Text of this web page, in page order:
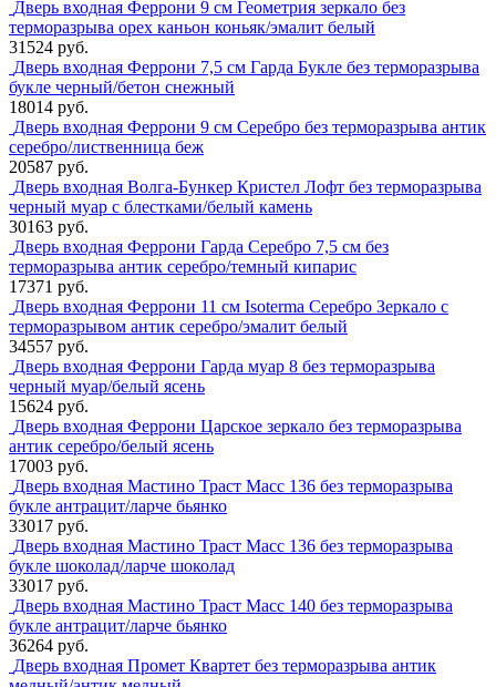
Дверь входная Феррони 9 см Геометрия зеркало без
терморазрыва орех каньон коньяк/эмалит белый
31524 руб.
Дверь входная Феррони 7,5 см Гарда Букле без терморазрыва
букле черный/бетон снежный
18014 руб.
Дверь входная Феррони 9 см Серебро без терморазрыва антик
серебро/лиственница беж
20587 руб.
Дверь входная Волга-Бункер Кристел Лофт без терморазрыва
черный муар с блестками/белый камень
30163 руб.
Дверь входная Феррони Гарда Серебро 7,5 см без
терморазрыва антик серебро/темный кипарис
17371 руб.
Дверь входная Феррони 11 см Isoterma Серебро Зеркало с
терморазрывом антик серебро/эмалит белый
34557 руб.
Дверь входная Феррони Гарда муар 8 без терморазрыва
черный муар/белый ясень
15624 руб.
Дверь входная Феррони Царское зеркало без терморазрыва
антик серебро/белый ясень
17003 руб.
Дверь входная Мастино Траст Масс 136 без терморазрыва
букле антрацит/ларче бьянко
33017 руб.
Дверь входная Мастино Траст Масс 136 без терморазрыва
букле шоколад/ларче шоколад
33017 руб.
Дверь входная Мастино Траст Масс 140 без терморазрыва
букле антрацит/ларче бьянко
36264 руб.
Дверь входная Промет Квартет без терморазрыва антик